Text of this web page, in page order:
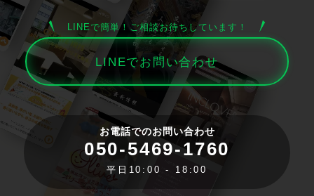
LINEで簡単！ご相談お待ちしています！
お電話でのお問い合わせ
050-5469-1760
平日10:00 - 18:00